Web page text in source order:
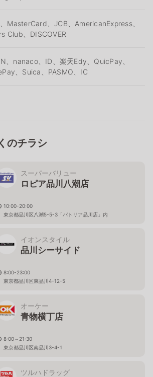
MasterCard、JCB、AmericanExpress、
Club、DISCOVER
、nanaco、ID、楽天Edy、QuicPay、
、Suica、PASMO、IC
のチラシ
スーパーバリュー
ロピア品川八潮店
10:00-20:00
東京都品川区八潮5-5-3「パトリア品川店」内
イオンスタイル
品川シーサイド
8:00-23:00
東京都品川区東品川4-12-5
オーケー
青物横丁店
8:00～21:30
東京都品川区南品川3-4-1
ツルハドラッグ